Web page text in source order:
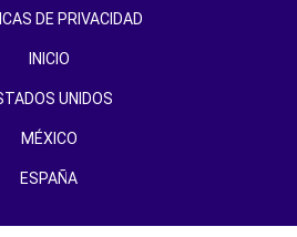
DE PRIVACIDAD
INICIO
UNIDOS
MÉXICO
ESPAÑA